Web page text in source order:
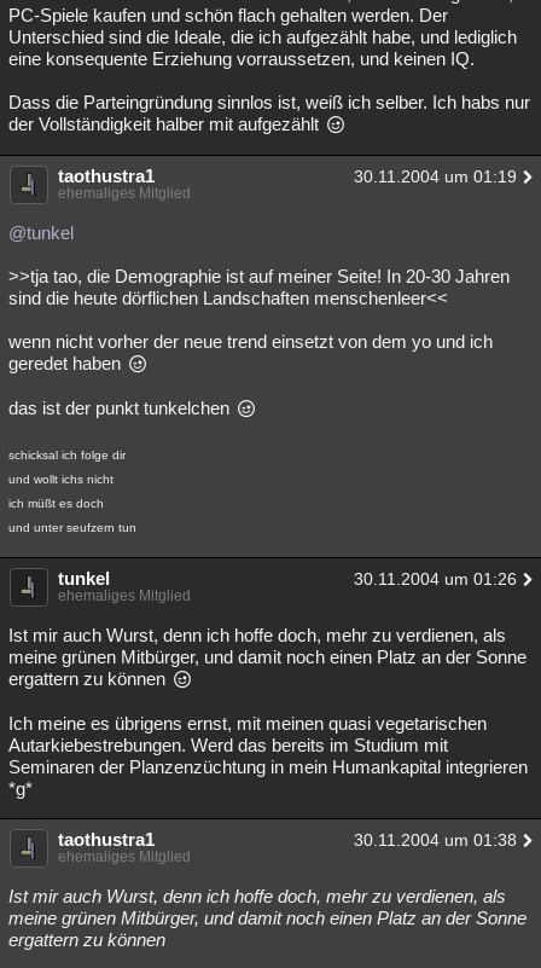
PC-Spiele kaufen und schön flach gehalten werden. Der
Unterschied sind die Ideale, die ich aufgezählt habe, und lediglich
eine konsequente Erziehung vorraussetzen, und keinen IQ.
Dass die Parteingründung sinnlos ist, weiß ich selber. Ich habs nur
der Vollständigkeit halber mit aufgezählt
taothustra1 30.11.2004 um 01:19
ehemaliges Mitglied
@tunkel
>>tja tao, die Demographie ist auf meiner Seite! In 20-30 Jahren
sind die heute dörflichen Landschaften menschenleer<<
wenn nicht vorher der neue trend einsetzt von dem yo und ich
geredet haben
das ist der punkt tunkelchen
schicksal ich folge dir
und wollt ichs nicht
ich müßt es doch
und unter seufzern tun
tunkel 30.11.2004 um 01:26
ehemaliges Mitglied
Ist mir auch Wurst, denn ich hoffe doch, mehr zu verdienen, als
meine grünen Mitbürger, und damit noch einen Platz an der Sonne
ergattern zu können
Ich meine es übrigens ernst, mit meinen quasi vegetarischen
Autarkiebestrebungen. Werd das bereits im Studium mit
Seminaren der Planzenzüchtung in mein Humankapital integrieren
*g*
taothustra1 30.11.2004 um 01:38
ehemaliges Mitglied
Ist mir auch Wurst, denn ich hoffe doch, mehr zu verdienen, als
meine grünen Mitbürger, und damit noch einen Platz an der Sonne
ergattern zu können